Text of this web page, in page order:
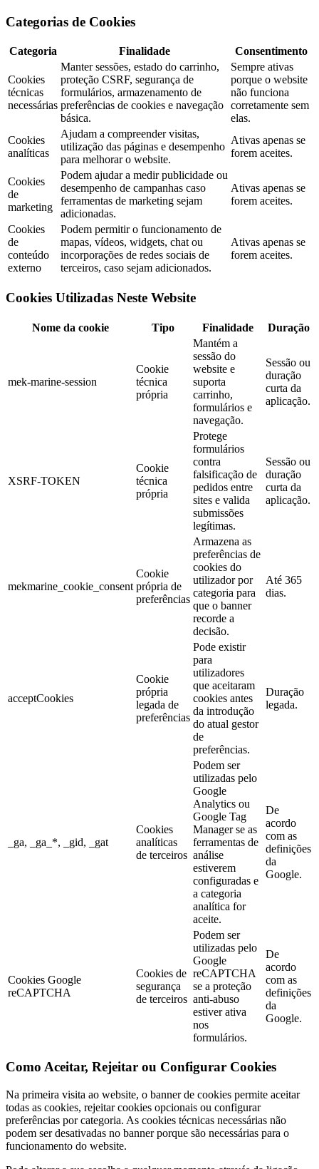
Categorias de Cookies
Categoria Finalidade Consentimento
Cookies
técnicas
necessárias
Manter sessões, estado do carrinho,
proteção CSRF, segurança de
formulários, armazenamento de
preferências de cookies e navegação
básica.
Sempre ativas
porque o website
não funciona
corretamente sem
elas.
Cookies
analíticas
Ajudam a compreender visitas,
utilização das páginas e desempenho
para melhorar o website.
Ativas apenas se
forem aceites.
Cookies
de
marketing
Podem ajudar a medir publicidade ou
desempenho de campanhas caso
ferramentas de marketing sejam
adicionadas.
Ativas apenas se
forem aceites.
Cookies
de
conteúdo
externo
Podem permitir o funcionamento de
mapas, vídeos, widgets, chat ou
incorporações de redes sociais de
terceiros, caso sejam adicionados.
Ativas apenas se
forem aceites.
Cookies Utilizadas Neste Website
Nome da cookie Tipo Finalidade Duração
mek-marine-session
Cookie
técnica
própria
Mantém a
sessão do
website e
suporta
carrinho,
formulários e
navegação.
Sessão ou
duração
curta da
aplicação.
XSRF-TOKEN
Cookie
técnica
própria
Protege
formulários
contra
falsificação de
pedidos entre
sites e valida
submissões
legítimas.
Sessão ou
duração
curta da
aplicação.
mekmarine_cookie_consent
Cookie
própria de
preferências
Armazena as
preferências de
cookies do
utilizador por
categoria para
que o banner
recorde a
decisão.
Até 365
dias.
acceptCookies
Cookie
própria
legada de
preferências
Pode existir
para
utilizadores
que aceitaram
cookies antes
da introdução
do atual gestor
de
preferências.
Duração
legada.
_ga, _ga_*, _gid, _gat
Cookies
analíticas
de terceiros
Podem ser
utilizadas pelo
Google
Analytics ou
Google Tag
Manager se as
ferramentas de
análise
estiverem
configuradas e
a categoria
analítica for
aceite.
De
acordo
com as
definições
da
Google.
Cookies Google
reCAPTCHA
Cookies de
segurança
de terceiros
Podem ser
utilizadas pelo
Google
reCAPTCHA
se a proteção
anti-abuso
estiver ativa
nos
formulários.
De
acordo
com as
definições
da
Google.
Como Aceitar, Rejeitar ou Configurar Cookies
Na primeira visita ao website, o banner de cookies permite aceitar
todas as cookies, rejeitar cookies opcionais ou configurar
preferências por categoria. As cookies técnicas necessárias não
podem ser desativadas no banner porque são necessárias para o
funcionamento do website.